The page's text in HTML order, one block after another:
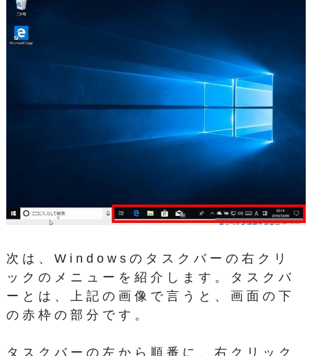
次は、Windowsのタスクバーの右クリ
ックのメニューを紹介します。タスクバ
ーとは、上記の画像で言うと、画面の下
の赤枠の部分です。
タスクバーの左から順番に、右クリック